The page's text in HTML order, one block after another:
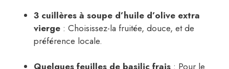
3 cuillères à soupe d’huile d’olive extra
vierge : Choisissez-la fruitée, douce, et de
préférence locale.